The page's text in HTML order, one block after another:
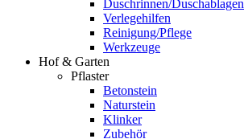
Duschrinnen/Duschablagen
Verlegehilfen
Reinigung/Pflege
Werkzeuge
Hof & Garten
Pflaster
Betonstein
Naturstein
Klinker
Zubehör